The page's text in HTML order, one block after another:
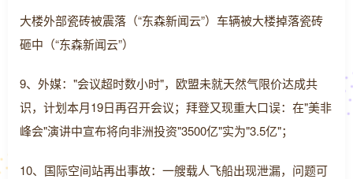
大楼外部瓷砖被震落（“东森新闻云”）车辆被大楼掉落瓷砖
砸中（“东森新闻云”）
9、外媒："会议超时数小时"，欧盟未就天然气限价达成共
识，计划本月19日再召开会议；拜登又现重大口误：在"美非
峰会"演讲中宣布将向非洲投资"3500亿"实为"3.5亿"；
10、国际空间站再出事故：一艘载人飞船出现泄漏，问题可